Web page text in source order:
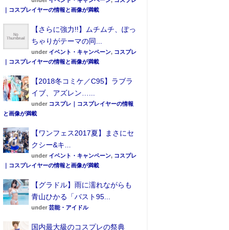
｜コスプレイヤーの情報と画像が満載
【さらに強力!!】ムチムチ、ぽっ
ちゃりがテーマの同...
under イベント・キャンペーン, コスプレ
｜コスプレイヤーの情報と画像が満載
【2018冬コミケ／C95】ラブラ
イブ、アズレン…...
under コスプレ｜コスプレイヤーの情報
と画像が満載
【ワンフェス2017夏】まさにセ
クシー&キ...
under イベント・キャンペーン, コスプレ
｜コスプレイヤーの情報と画像が満載
【グラドル】雨に濡れながらも
青山ひかる「バスト95...
under 芸能・アイドル
国内最大級のコスプレの祭典